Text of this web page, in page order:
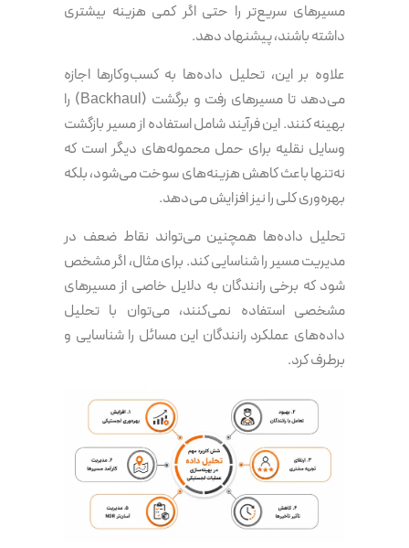
مسیرهای سریع‌تر را حتی اگر کمی هزینه بیشتری
داشته باشند، پیشنهاد دهد.
علاوه بر این، تحلیل داده‌ها به کسب‌وکارها اجازه
می‌دهد تا مسیرهای رفت و برگشت (Backhaul) را
بهینه کنند. این فرآیند شامل استفاده از مسیر بازگشت
وسایل نقلیه برای حمل محموله‌های دیگر است که
نه‌تنها باعث کاهش هزینه‌های سوخت می‌شود، بلکه
بهره‌وری کلی را نیز افزایش می‌دهد.
تحلیل داده‌ها همچنین می‌تواند نقاط ضعف در
مدیریت مسیر را شناسایی کند. برای مثال، اگر مشخص
شود که برخی رانندگان به دلایل خاصی از مسیرهای
مشخصی استفاده نمی‌کنند، می‌توان با تحلیل
داده‌های عملکرد رانندگان این مسائل را شناسایی و
برطرف کرد.